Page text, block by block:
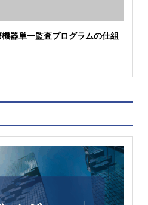
器単一監査プログラムの仕組